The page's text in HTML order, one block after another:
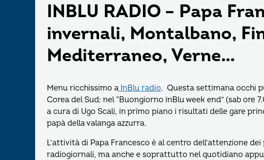
INBLU RADIO – Papa
invernali, Montalbano,
Mediterraneo, Verne…
Menu ricchissimo a InBlu radio. Questa settimana occhi
Corea del Sud: nel “Buongiorno inBlu week end” (sab ore
a cura di Ugo Scali, in primo piano i risultati delle gare
papà della valanga azzurra.
L’attività di Papa Francesco è al centro dell’attenzione
radiogiornali, ma anche e soprattutto nel quotidiano